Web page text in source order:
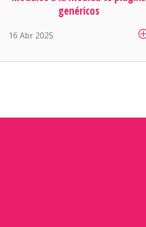
si ahora queremos mostrar precios
de logística necesita generar sus
contabilidad […]
genéricos
16 Abr 2025